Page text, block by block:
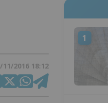
11/2016 18:12
1